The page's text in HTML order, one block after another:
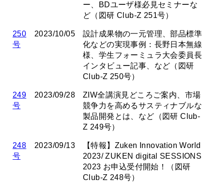
ー、BDユーザ様必見セミナーな
ど（図研 Club-Z 251号）
250
号
2023/10/05
設計成果物の一元管理、部品標準
化などの実現事例：長野日本無線
様、学生フォーミュラ大会委員長
インタビュー記事、など（図研
Club-Z 250号）
249
号
2023/09/28
ZIW全講演見どころご案内、市場
競争力を高めるサスティナブルな
製品開発とは、など（図研 Club-
Z 249号）
248
号
2023/09/13
【特報】Zuken Innovation World
2023/ ZUKEN digital SESSIONS
2023 お申込受付開始！（図研
Club-Z 248号）